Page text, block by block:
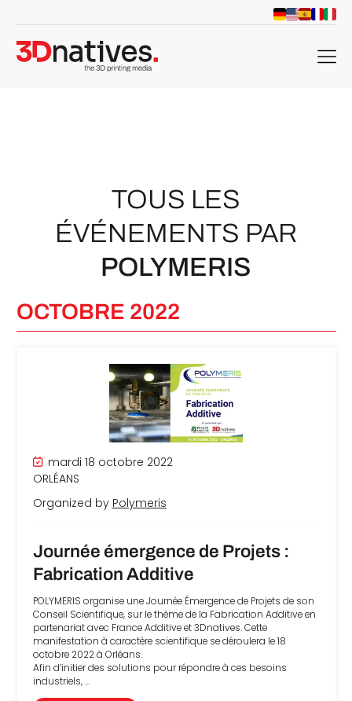
menu
TOUS LES
ÉVÉNEMENTS PAR
POLYMERIS
OCTOBRE 2022
mardi 18 octobre 2022
ORLÉANS
Organized by Polymeris
Journée émergence de Projets :
Fabrication Additive
POLYMERIS organise une Journée Émergence de Projets de son
Conseil Scientifique, sur le thème de la Fabrication Additive en
partenariat avec France Additive et 3Dnatives. Cette
manifestation à caractère scientifique se déroulera le 18
octobre 2022 à Orléans.
Afin d’initier des solutions pour répondre à ces besoins
industriels, …